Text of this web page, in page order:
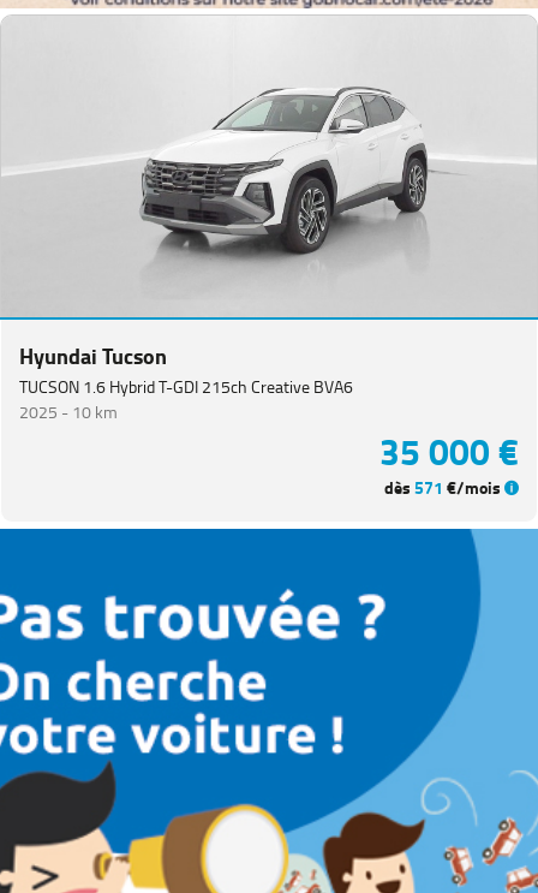
Hyundai Tucson
TUCSON 1.6 Hybrid T-GDI 215ch Creative BVA6
2025 - 10 km
35 000 €
dès571 €/mois